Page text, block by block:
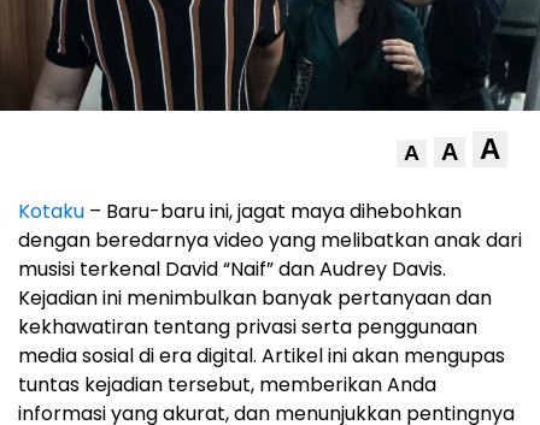
A A A
Kotaku – Baru-baru ini, jagat maya dihebohkan
dengan beredarnya video yang melibatkan anak dari
musisi terkenal David “Naif” dan Audrey Davis.
Kejadian ini menimbulkan banyak pertanyaan dan
kekhawatiran tentang privasi serta penggunaan
media sosial di era digital. Artikel ini akan mengupas
tuntas kejadian tersebut, memberikan Anda
informasi yang akurat, dan menunjukkan pentingnya